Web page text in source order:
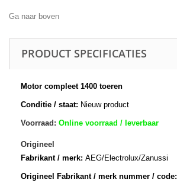
Ga naar boven
PRODUCT SPECIFICATIES
Motor compleet 1400 toeren
Conditie / staat: Nieuw product
Voorraad: Online voorraad / leverbaar
Origineel
Fabrikant / merk: AEG/Electrolux/Zanussi
Origineel Fabrikant / merk nummer / code: